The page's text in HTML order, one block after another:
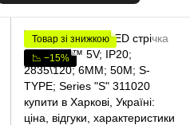
Товар зі знижкою
📉 −15%